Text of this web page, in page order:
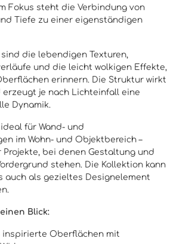
Fokus steht die Verbindung von
Tiefe zu einer eigenständigen
die lebendigen Texturen,
und die leicht wolkigen Effekte,
erinnern. Die Struktur wirkt
je nach Lichteinfall eine
Dynamik.
für Wand- und
im Wohn- und Objektbereich –
bei denen Gestaltung und
stehen. Die Kollektion kann
auch als gezieltes Designelement
Blick:
inspirierte Oberflächen mit